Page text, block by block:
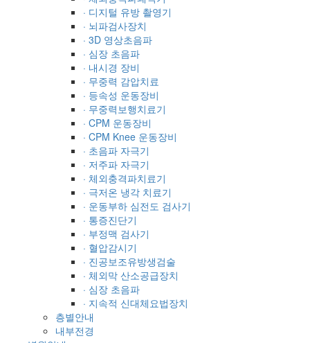
· 디지털 유방 촬영기
· 뇌파검사장치
· 3D 영상초음파
· 심장 초음파
· 내시경 장비
· 무중력 감압치료
· 등속성 운동장비
· 무중력보행치료기
· CPM 운동장비
· CPM Knee 운동장비
· 초음파 자극기
· 저주파 자극기
· 체외충격파치료기
· 극저온 냉각 치료기
· 운동부하 심전도 검사기
· 통증진단기
· 부정맥 검사기
· 혈압감시기
· 진공보조유방생검술
· 체외막 산소공급장치
· 심장 초음파
· 지속적 신대체요법장치
층별안내
내부전경